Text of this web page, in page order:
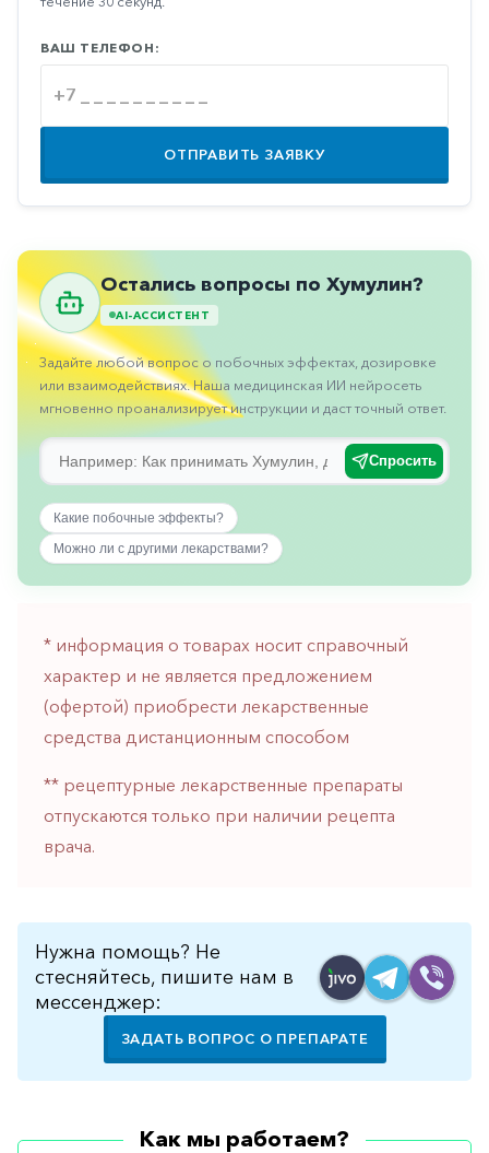
Противоаллергические
Противовоспалительные
Противогрибковые
Противоподагрические
Противорвотные
Противоэпилептические
Прочее
Пульмонология
Сердечные
Сосудистые
Тромбозы
Урология
горло-
Хирургия
Щитовидная
ВАШ ТЕЛЕФОН:
ОТПРАВИТЬ ЗАЯВКУ
Остались вопросы по Хумулин?
AI-АССИСТЕНТ
Задайте любой вопрос о побочных эффектах, дозировке
или взаимодействиях. Наша медицинская ИИ нейросеть
мгновенно проанализирует инструкции и даст точный ответ.
Спросить
Какие побочные эффекты?
Можно ли с другими лекарствами?
* информация о товарах носит справочный
характер и не является предложением
(офертой) приобрести лекарственные
средства дистанционным способом
** рецептурные лекарственные препараты
отпускаются только при наличии рецепта
врача.
Нужна помощь? Не
стесняйтесь, пишите нам в
мессенджер:
ЗАДАТЬ ВОПРОС О ПРЕПАРАТЕ
Как мы работаем?